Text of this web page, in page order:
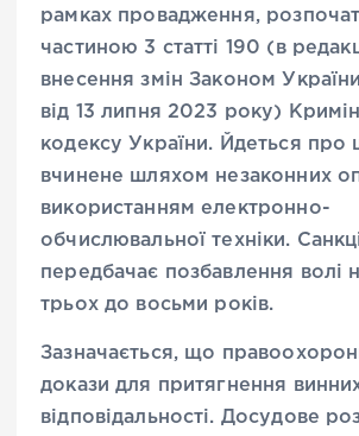
рамках провадження,
частиною 3 статті 190 (в
внесення змін Законом
від 13 липня 2023 року)
кодексу України. Йдеться про
вчинене шляхом незаконних
використанням електронно-
обчислювальної техніки.
передбачає позбавлення волі
трьох до восьми років.
Зазначається, що
докази для притягнення
відповідальності. Досудове